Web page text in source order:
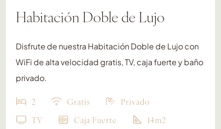
Habitación Doble de Lujo
Disfrute de nuestra Habitación Doble de Lujo con
WiFi de alta velocidad gratis, TV, caja fuerte y baño
privado.
2 Gratis
Privado
TV
Caja Fuerte 14m2